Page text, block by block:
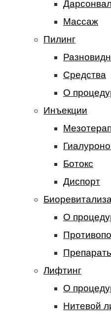
Массаж
Пилинг
Средства
О
Инъекции
Ботокс
Диспорт
О
Лифтинг
О
Нитевой